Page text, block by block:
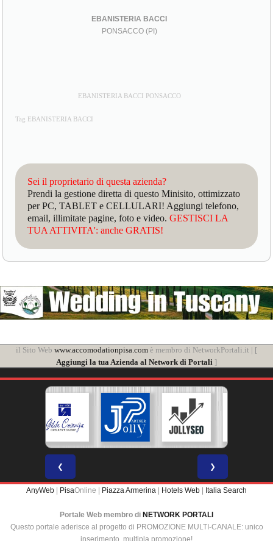
EBANISTERIA BACCI
PONSACCO (PI)
EBANISTERIA BACCI PONSACCO
Tag EBANISTERIA BACCI
Sei il proprietario di questa azienda?
Prendi la gestione diretta di questo Minisito, ottimizzato
per PC, TABLET e CELLULARI! Aggiungi telefono,
email, illimitate pagine, foto e video.GESTISCI LA
TUA ATTIVITA': anche GRATIS!
il Sito Web www.accomodationpisa.com è membro di NetworkPortali.it | [
Aggiungi la tua Azienda al Network di Portali ]
❮ ❯
AnyWeb PisaOnline | Piazza Armerina Hotels Web Italia Search
Portale Web membro di NETWORK PORTALI
Questo portale aderisce al progetto di PROMOZIONE MULTI-CANALE: unico
inserimento, multipla promozione!